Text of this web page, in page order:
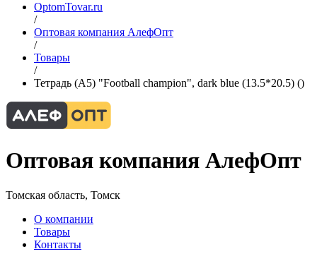
OptomTovar.ru
/
Оптовая компания АлефОпт
/
Товары
/
Тетрадь (A5) "Football champion", dark blue (13.5*20.5) ()
Оптовая компания АлефОпт
Томская область, Томск
О компании
Товары
Контакты